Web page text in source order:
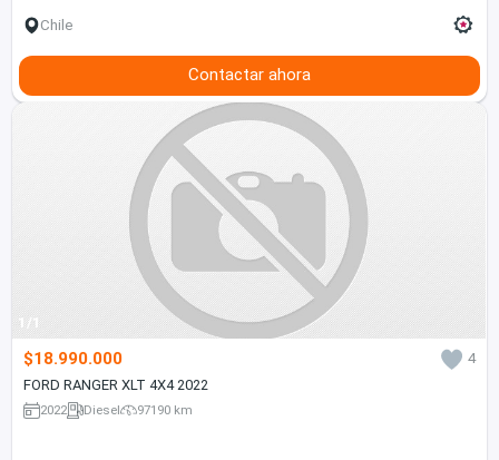
Chile
Contactar ahora
1/1
$18.990.000
4
FORD RANGER XLT 4X4 2022
2022 Diesel 97190 km